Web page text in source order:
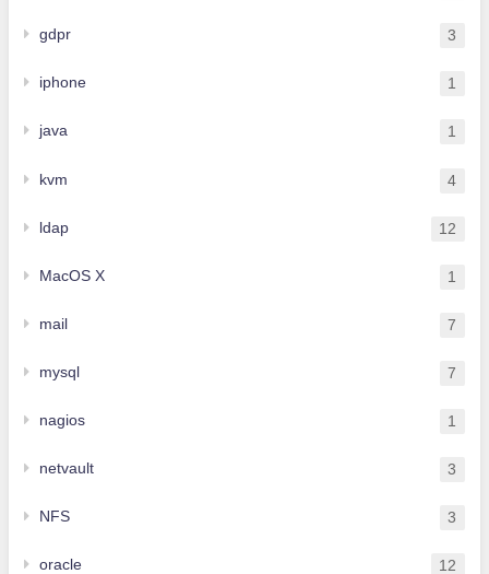
gdpr 3
iphone 1
java 1
kvm 4
ldap 12
MacOS X 1
mail 7
mysql 7
nagios 1
netvault 3
NFS 3
oracle 12